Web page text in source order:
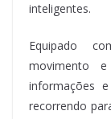
inteligentes.
Equipado
movimento
informações
recorrendo